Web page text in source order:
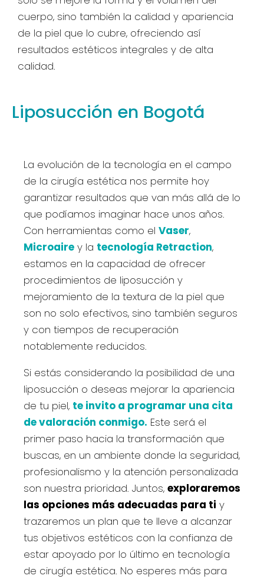
cuerpo, sino también la calidad y apariencia
de la piel que lo cubre, ofreciendo así
resultados estéticos integrales y de alta
calidad.
Liposucción en Bogotá
La evolución de la tecnología en el campo
de la cirugía estética nos permite hoy
garantizar resultados que van más allá de lo
que podíamos imaginar hace unos años.
Con herramientas como el Vaser,
Microaire y la tecnología Retraction,
estamos en la capacidad de ofrecer
procedimientos de liposucción y
mejoramiento de la textura de la piel que
son no solo efectivos, sino también seguros
y con tiempos de recuperación
notablemente reducidos.
Si estás considerando la posibilidad de una
liposucción o deseas mejorar la apariencia
de tu piel, te invito a programar una cita
de valoración conmigo. Este será el
primer paso hacia la transformación que
buscas, en un ambiente donde la seguridad,
profesionalismo y la atención personalizada
son nuestra prioridad. Juntos, exploraremos
las opciones más adecuadas para ti y
trazaremos un plan que te lleve a alcanzar
tus objetivos estéticos con la confianza de
estar apoyado por lo último en tecnología
de cirugía estética. No esperes más para